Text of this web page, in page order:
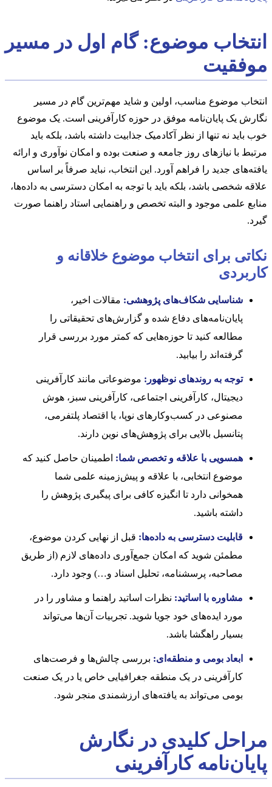
انتخاب موضوع: گام اول در مسیر
موفقیت
انتخاب موضوع مناسب، اولین و شاید مهم‌ترین گام در مسیر
نگارش یک پایان‌نامه موفق در حوزه کارآفرینی است. یک موضوع
خوب باید نه تنها از نظر آکادمیک جذابیت داشته باشد، بلکه باید
مرتبط با نیازهای روز جامعه و صنعت بوده و امکان نوآوری و ارائه
یافته‌های جدید را فراهم آورد. این انتخاب، نباید صرفاً بر اساس
علاقه شخصی باشد، بلکه باید با توجه به امکان دسترسی به داده‌ها،
منابع علمی موجود و البته تخصص و راهنمایی استاد راهنما صورت
گیرد.
نکاتی برای انتخاب موضوع خلاقانه و
کاربردی
شناسایی شکاف‌های پژوهشی: مقالات اخیر،
پایان‌نامه‌های دفاع شده و گزارش‌های تحقیقاتی را
مطالعه کنید تا حوزه‌هایی که کمتر مورد بررسی قرار
گرفته‌اند را بیابید.
توجه به روندهای نوظهور: موضوعاتی مانند کارآفرینی
دیجیتال، کارآفرینی اجتماعی، کارآفرینی سبز، هوش
مصنوعی در کسب‌وکارهای نوپا، یا اقتصاد پلتفرمی،
پتانسیل بالایی برای پژوهش‌های نوین دارند.
همسویی با علاقه و تخصص شما: اطمینان حاصل کنید که
موضوع انتخابی، با علاقه و پیش‌زمینه علمی شما
همخوانی دارد تا انگیزه کافی برای پیگیری پژوهش را
داشته باشید.
قابلیت دسترسی به داده‌ها: قبل از نهایی کردن موضوع،
مطمئن شوید که امکان جمع‌آوری داده‌های لازم (از طریق
مصاحبه، پرسشنامه، تحلیل اسناد و…) وجود دارد.
مشاوره با اساتید: نظرات اساتید راهنما و مشاور را در
مورد ایده‌های خود جویا شوید. تجربیات آن‌ها می‌تواند
بسیار راهگشا باشد.
ابعاد بومی و منطقه‌ای: بررسی چالش‌ها و فرصت‌های
کارآفرینی در یک منطقه جغرافیایی خاص یا در یک صنعت
بومی می‌تواند به یافته‌های ارزشمندی منجر شود.
مراحل کلیدی در نگارش
پایان‌نامه کارآفرینی